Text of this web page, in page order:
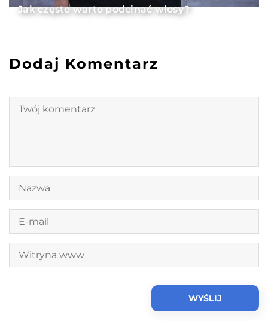
Jak często warto podcinać włosy?
Dodaj Komentarz